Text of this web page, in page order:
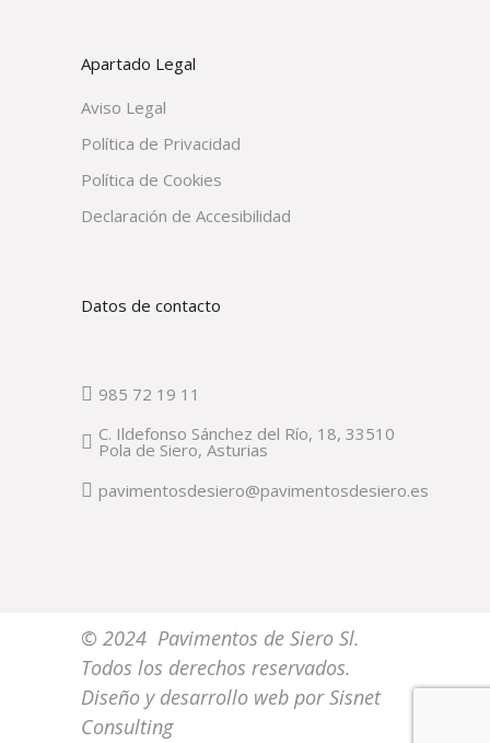
Apartado Legal
Aviso Legal
Política de Privacidad
Política de Cookies
Declaración de Accesibilidad
Datos de contacto
985 72 19 11
C. Ildefonso Sánchez del Río, 18, 33510
Pola de Siero, Asturias
pavimentosdesiero@pavimentosdesiero.es
© 2024 Pavimentos de Siero Sl.
Todos los derechos reservados.
Diseño y desarrollo web porSisnet
Consulting